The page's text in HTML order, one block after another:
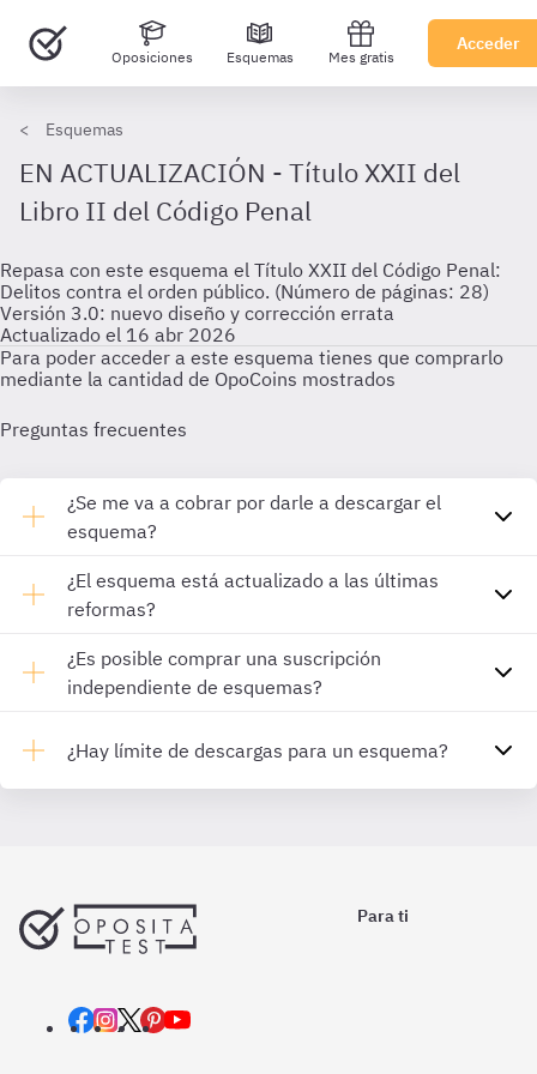
Oposiciones Esquemas Mes gratis
Acceder
Esquemas
EN ACTUALIZACIÓN - Título XXII del
Libro II del Código Penal
Repasa con este esquema el Título XXII del Código Penal:
Delitos contra el orden público. (Número de páginas: 28)
Versión 3.0: nuevo diseño y corrección errata
Actualizado el 16 abr 2026
Para poder acceder a este esquema tienes que comprarlo
mediante la cantidad de OpoCoins mostrados
Preguntas frecuentes
¿Se me va a cobrar por darle a descargar el
esquema?
¿El esquema está actualizado a las últimas
reformas?
¿Es posible comprar una suscripción
independiente de esquemas?
¿Hay límite de descargas para un esquema?
Para ti